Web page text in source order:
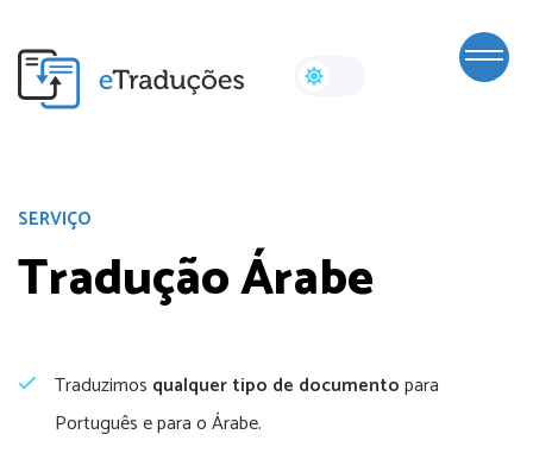
SERVIÇO
Tradução Árabe
Traduzimos qualquer tipo de documentopara
Português e para o Árabe.